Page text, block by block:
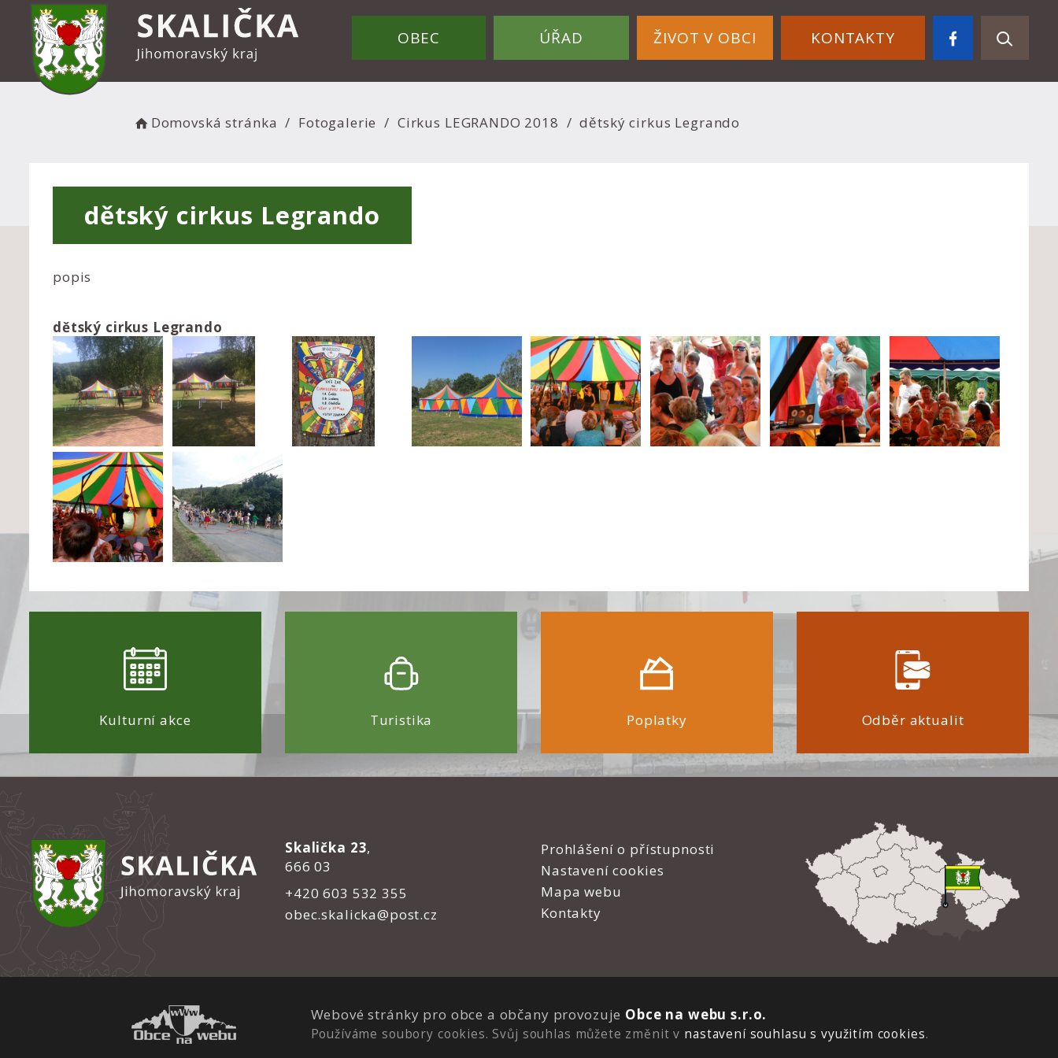
OBEC ÚŘAD ŽIVOT V OBCI KONTAKTY
Domovská stránka Fotogalerie Cirkus LEGRANDO 2018 dětský cirkus Legrando
dětský cirkus Legrando
popis
dětský cirkus Legrando
Kulturní akce Turistika Poplatky Odběr aktualit
Skalička 23,
666 03
+420 603 532 355
obec.skalicka@post.cz
Prohlášení o přístupnosti
Nastavení cookies
Mapa webu
Kontakty
Webové stránky pro obce a občany provozuje Obce na webu s.r.o.
Používáme soubory cookies. Svůj souhlas můžete změnit v nastavení souhlasu s využitím cookies.